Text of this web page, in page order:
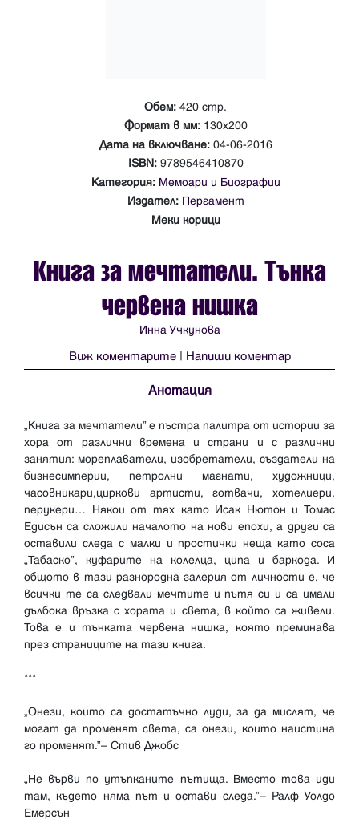
Обем: 420 стр.
Формат в мм: 130х200
Дата на включване: 04-06-2016
ISBN: 9789546410870
Категория: Мемоари и Биографии
Издател: Пергамент
Меки корици
Книга за мечтатели. Тънка
червена нишка
Инна Учкунова
Виж коментарите | Напиши коментар
Анотация
„Книга за мечтатели” е пъстра палитра от истории за
хора от различни времена и страни и с различни
занятия: мореплаватели, изобретатели, създатели на
бизнесимперии, петролни магнати, художници,
часовникари,циркови артисти, готвачи, хотелиери,
перукери… Някои от тях като Исак Нютон и Томас
Едисън са сложили началото на нови епохи, а други са
оставили следа с малки и простички неща като соса
„Табаско”, куфарите на колелца, ципа и баркода. И
общото в тази разнородна галерия от личности е, че
всички те са следвали мечтите и пътя си и са имали
дълбока връзка с хората и света, в който са живели.
Това е и тънката червена нишка, която преминава
през страниците на тази книга.
***
„Онези, които са достатъчно луди, за да мислят, че
могат да променят света, са онези, които наистина
го променят.”– Стив Джобс
„Не върви по утъпканите пътища. Вместо това иди
там, където няма път и остави следа.”– Ралф Уолдо
Емерсън